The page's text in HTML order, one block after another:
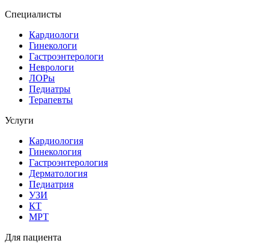
Специалисты
Кардиологи
Гинекологи
Гастроэнтерологи
Неврологи
ЛОРы
Педиатры
Терапевты
Услуги
Кардиология
Гинекология
Гастроэнтерология
Дерматология
Педиатрия
УЗИ
КТ
МРТ
Для пациента